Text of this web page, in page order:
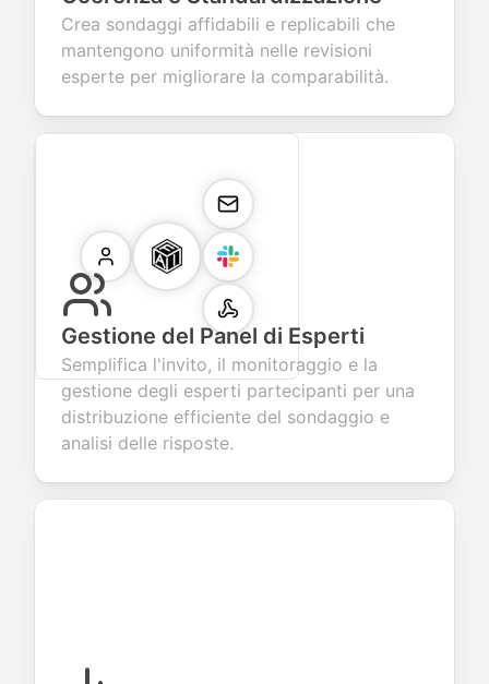
Crea sondaggi affidabili e replicabili che
mantengono uniformità nelle revisioni
esperte per migliorare la comparabilità.
Gestione del Panel di Esperti
Semplifica l'invito, il monitoraggio e la
gestione degli esperti partecipanti per una
distribuzione efficiente del sondaggio e
analisi delle risposte.